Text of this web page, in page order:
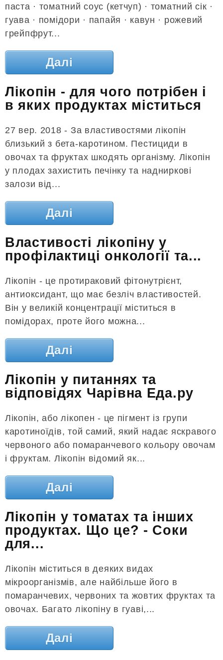
паста · томатний соус (кетчуп) · томатний сік ·
гуава · помідори · папайя · кавун · рожевий
грейпфрут...
Далі
Лікопін - для чого потрібен і
в яких продуктах міститься
27 вер. 2018 - За властивостями лікопін
близький з бета-каротином. Пестициди в
овочах та фруктах шкодять організму. Лікопін
у плодах захистить печінку та надниркові
залози від...
Далі
Властивості лікопіну у
профілактиці онкології та...
Лікопін - це протираковий фітонутрієнт,
антиоксидант, що має безліч властивостей.
Він у великій концентрації міститься в
помідорах, проте його можна...
Далі
Лікопін у питаннях та
відповідях Чарівна Eда.ру
Лікопін, або лікопен - це пігмент із групи
каротиноїдів, той самий, який надає яскравого
червоного або помаранчевого кольору овочам
і фруктам. Лікопін відомий як...
Далі
Лікопін у томатах та інших
продуктах. Що це? - Соки
для...
Лікопін міститься в деяких видах
мікроорганізмів, але найбільше його в
помаранчевих, червоних та жовтих фруктах та
овочах. Багато лікопіну в гуаві,...
Далі